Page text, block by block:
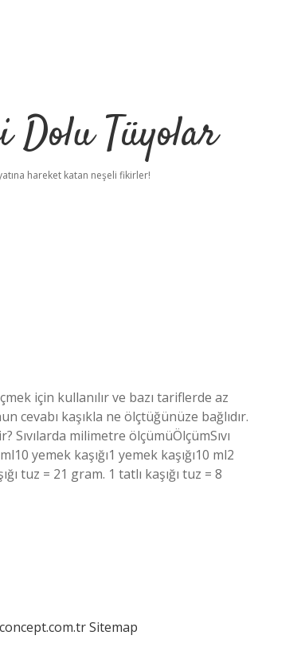
Dolu Tüyolar
hareket katan neşeli fikirler!
için kullanılır ve bazı tariflerde az
cevabı kaşıkla ne ölçtüğünüze bağlıdır.
Sıvılarda milimetre ölçümüÖlçümSıvı
yemek kaşığı1 yemek kaşığı10 ml2
tuz = 21 gram. 1 tatlı kaşığı tuz = 8
Sitemap